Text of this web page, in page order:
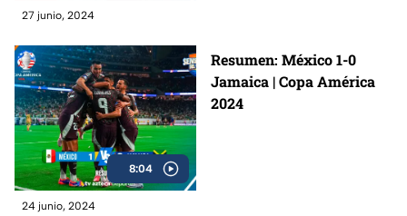
27 junio, 2024
8:04
Resumen: México 1-0
Jamaica | Copa América
2024
24 junio, 2024